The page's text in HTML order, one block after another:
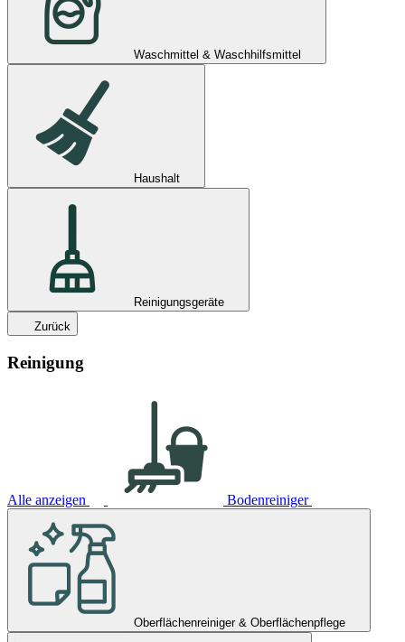
Waschmittel & Waschhilfsmittel
Haushalt
Reinigungsgeräte
Zurück
Reinigung
Alle anzeigen Bodenreiniger
Oberflächenreiniger & Oberflächenpflege